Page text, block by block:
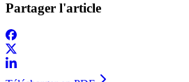
Partager l'article